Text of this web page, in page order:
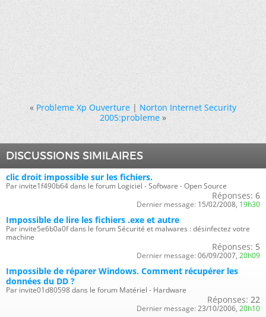
« Probleme Xp Ouverture|Norton Internet Security
2005:probleme »
DISCUSSIONS SIMILAIRES
clic droit impossible sur les fichiers.
Par invite1f490b64 dans le forum Logiciel - Software - Open Source
Réponses: 6
Dernier message: 15/02/2008, 19h30
Impossible de lire les fichiers .exe et autre
Par invite5e6b0a0f dans le forum Sécurité et malwares : désinfectez votre
machine
Réponses: 5
Dernier message: 06/09/2007, 20h09
Impossible de réparer Windows. Comment récupérer les
données du DD ?
Par invite01d80598 dans le forum Matériel - Hardware
Réponses: 22
Dernier message: 23/10/2006, 20h10